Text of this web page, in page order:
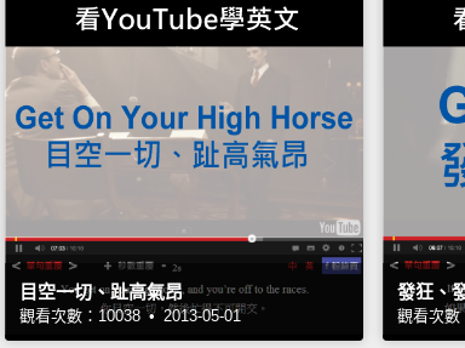
目空一切、趾高氣昂
觀看次數：10038 • 2013-05-01
發狂、
觀看次數